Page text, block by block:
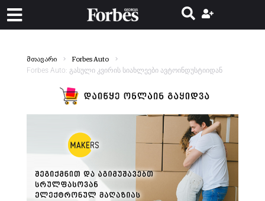
მთავარი Forbes Auto
Forbes Auto: გასული კვირის სიახლეები ავტოინდუსტიიდან